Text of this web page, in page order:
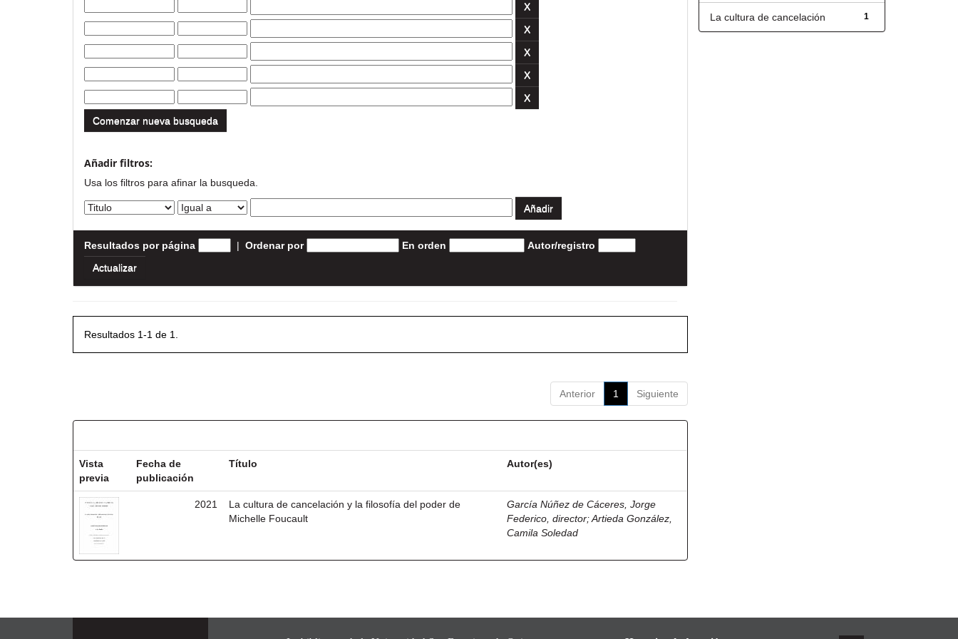
Comenzar nueva busqueda
Añadir filtros:
Usa los filtros para afinar la busqueda.
Resultados por página | Ordenar por En orden Autor/registro
Resultados 1-1 de 1.
Anterior 1 Siguiente
Vista
previa
Fecha de
publicación
Título Autor(es)
2021
La cultura de cancelación y la filosofía del poder de
Michelle Foucault
García Núñez de Cáceres, Jorge
Federico, director;Artieda González,
Camila Soledad
1
La cultura de cancelación